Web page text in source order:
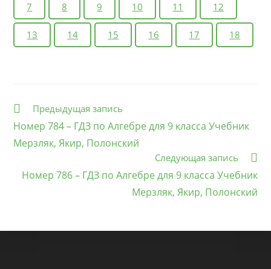
7 8 9 10 11 12
13 14 15 16 17 18
Еще
Предыдущая запись
Номер 784 – ГДЗ по Алгебре для 9 класса Учебник
Мерзляк, Якир, Полонский
Следующая запись
Номер 786 – ГДЗ по Алгебре для 9 класса Учебник
Мерзляк, Якир, Полонский